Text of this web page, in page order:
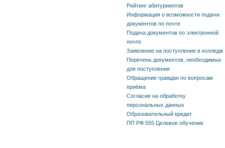
Рейтинг абитуриентов
Информация о возможности подачи
документов по почте
Подача документов по электронной
почте
Заявление на поступление в колледж
Перечень документов, необходимых
для поступления
Обращение граждан по вопросам
приёма
Согласие на обработку
персональных данных
Образовательный кредит
ПП РФ 555 Целевое обучение